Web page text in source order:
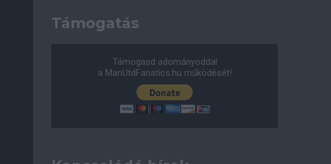
Támogatás
Támogasd adományoddal
a ManUtdFanatics.hu működését!